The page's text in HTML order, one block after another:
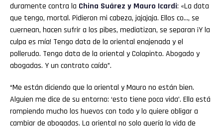
duramente contra la China Suárez y Mauro Icardi: «La data
que tengo, mortal. Pidieron mi cabeza, jajajaja. Ellos co…, se
cuernean, hacen sufrir a los pibes, mediatizan, se separan ¡Y la
culpa es mía! Tengo data de la oriental enajenada y el
pollerudo. Tengo data de la oriental y Colapinto. Abogado y
abogadas. Y un contrato caído”.
“Me están diciendo que la oriental y Mauro no están bien.
Alguien me dice de su entorno: ‘esto tiene poca vida’. Ella está
rompiendo mucho los huevos con todo y lo quiere obligar a
cambiar de abogadas. La oriental no solo quería la vida de